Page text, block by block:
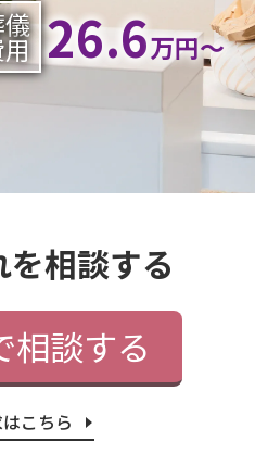
26.6万円〜
相談する
相談する
こちら